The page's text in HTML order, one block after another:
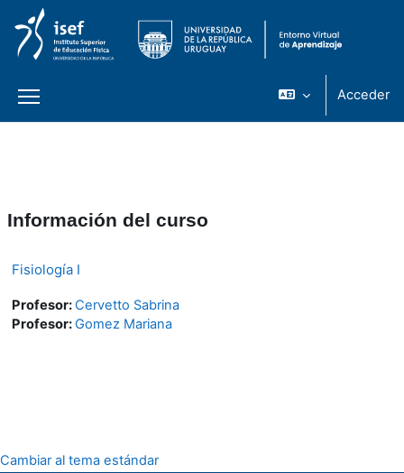
Panel lateral
Acceder
Información del curso
Fisiología I
Profesor:Cervetto Sabrina
Profesor:Gomez Mariana
Cambiar al tema estándar